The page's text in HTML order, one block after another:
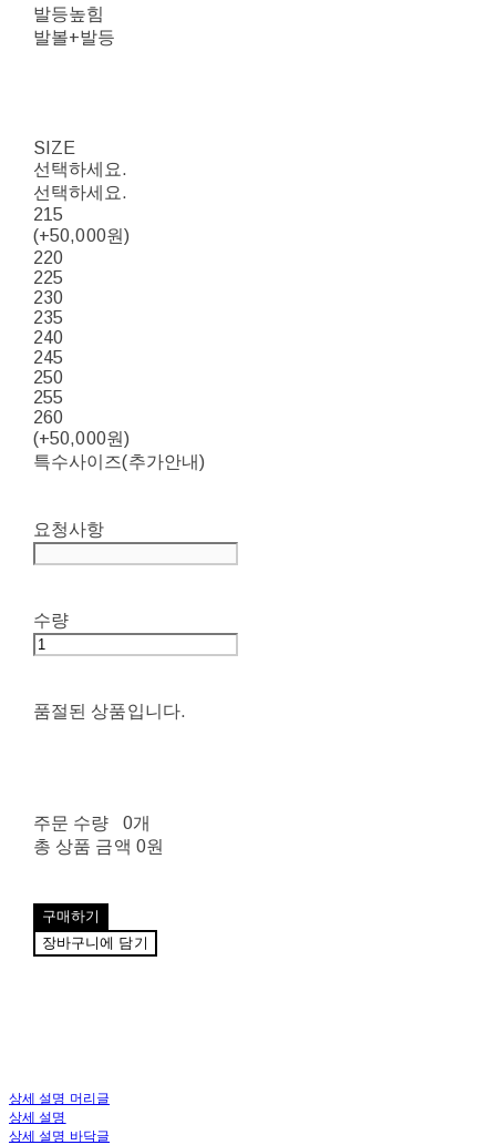
발등높힘
발볼+발등
SIZE
선택하세요.
선택하세요.
215
(+50,000원)
220
225
230
235
240
245
250
255
260
(+50,000원)
특수사이즈(추가안내)
요청사항
수량
품절된 상품입니다.
주문 수량
0개
총 상품 금액 0원
구매하기
장바구니에 담기
상세 설명 머리글
상세 설명
상세 설명 바닥글